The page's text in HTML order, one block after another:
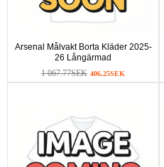
Arsenal Målvakt Borta Kläder 2025-
26 Långärmad
1 067.77SEK 406.25SEK